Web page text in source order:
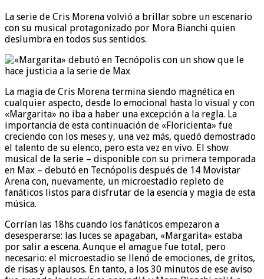
La serie de Cris Morena volvió a brillar sobre un escenario
con su musical protagonizado por Mora Bianchi quien
deslumbra en todos sus sentidos.
La magia de Cris Morena termina siendo magnética en
cualquier aspecto, desde lo emocional hasta lo visual y con
«Margarita» no iba a haber una excepción a la regla. La
importancia de esta continuación de «Floricienta» fue
creciendo con los meses y, una vez más, quedó demostrado
el talento de su elenco, pero esta vez en vivo. El show
musical de la serie – disponible con su primera temporada
en Max – debutó en Tecnópolis después de 14 Movistar
Arena con, nuevamente, un microestadio repleto de
fanáticos listos para disfrutar de la esencia y magia de esta
música.
Corrían las 18hs cuando los fanáticos empezaron a
desesperarse: las luces se apagaban, «Margarita» estaba
por salir a escena. Aunque el amague fue total, pero
necesario: el microestadio se llenó de emociones, de gritos,
de risas y aplausos. En tanto, a los 30 minutos de ese aviso